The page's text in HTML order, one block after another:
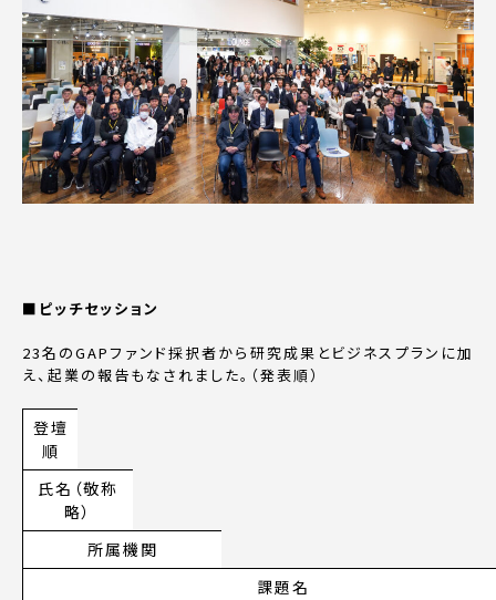
■ピッチセッション
23名のGAPファンド採択者から研究成果とビジネスプランに加
え、起業の報告もなされました。（発表順）
登壇
順
氏名（敬称
略）
所属機関
課題名